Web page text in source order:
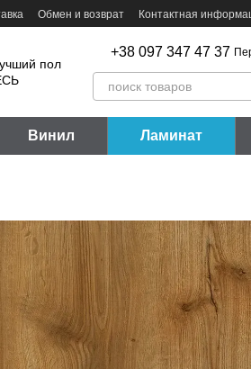
Обмен и возврат Контактная
+38 097 347 47 37
Винил Ламинат